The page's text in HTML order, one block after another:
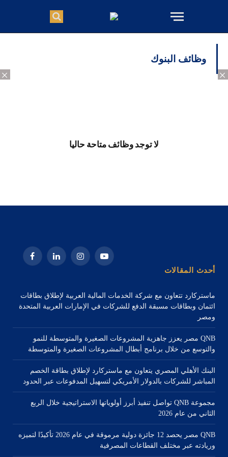
×
×
وظائف البنوك
لا توجد وظائف متاحة حاليا
يوتيوب الانستغراملينكدإن فيسبوك
أحدث المقالات
ماستركارد تتعاون مع شركة الخدمات المالية العربية لإطلاق بطاقات
ائتمان وبطاقات مسبقة الدفع للشركات في الإمارات العربية المتحدة
ومصر
QNB مصر يعزز جاهزية المشروعات الصغيرة والمتوسطة للنمو
والتوسع من خلال برنامج أبطال المشروعات الصغيرة والمتوسطة
البنك الأهلي المصري يتعاون مع ماستركارد لإطلاق بطاقة الخصم
المباشر للشركات بالدولار الأمريكي لتسهيل المدفوعات عبر الحدود
مجموعة QNB تواصل تنفيذ أبرز أولوياتها الاستراتيجية خلال الربع
الثاني من عام 2026
QNB مصر يحصد 12 جائزة دولية مرموقة في عام 2026 تأكيدًا لتميزه
وريادته عبر مختلف القطاعات المصرفية